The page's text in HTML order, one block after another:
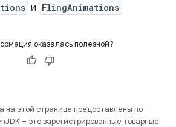
и FlingAnimations
оказалась полезной?
на этой странице предоставлены по
– это зарегистрированные товарные